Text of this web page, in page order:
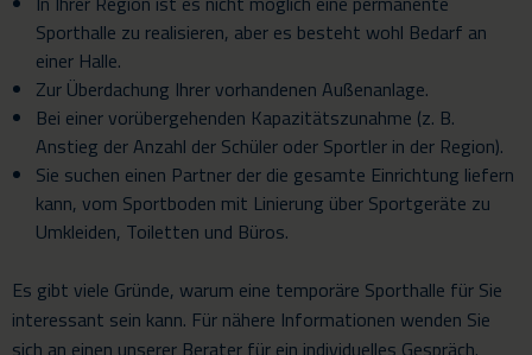
Sporthalle zu realisieren, aber es besteht wohl Bedarf an
einer Halle.
Zur Überdachung Ihrer vorhandenen Außenanlage.
Bei einer vorübergehenden Kapazitätszunahme (z. B.
Anstieg der Anzahl der Schüler oder Sportler in der Region).
Sie suchen einen Partner der die gesamte Einrichtung liefern
kann, vom Sportboden mit Linierung über Sportgeräte zu
Umkleiden, Toiletten und Büros.
Es gibt viele Gründe, warum eine temporäre Sporthalle für Sie
interessant sein kann. Für nähere Informationen wenden Sie
sich an einen unserer Berater für ein individuelles Gespräch.